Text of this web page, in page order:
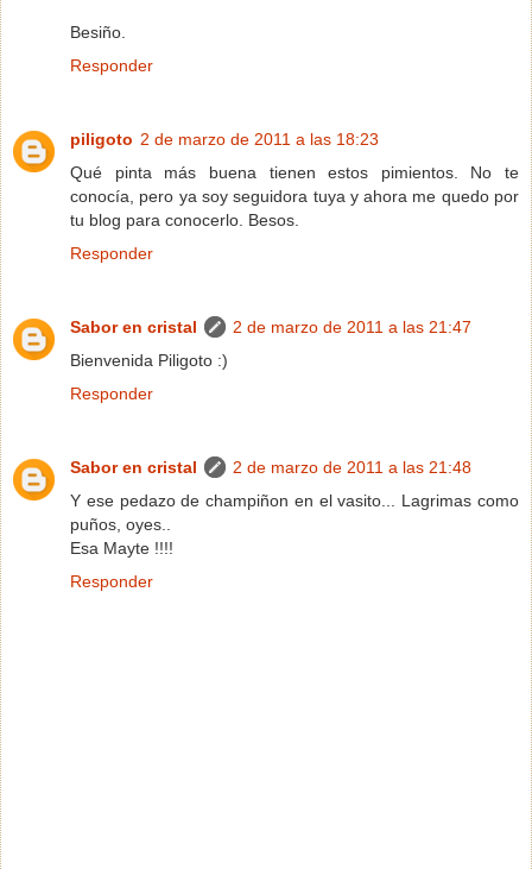
Besiño.
Responder
piligoto 2 de marzo de 2011 a las 18:23
Qué pinta más buena tienen estos pimientos. No te
conocía, pero ya soy seguidora tuya y ahora me quedo por
tu blog para conocerlo. Besos.
Responder
Sabor en cristal
2 de marzo de 2011 a las 21:47
Bienvenida Piligoto :)
Responder
Sabor en cristal
2 de marzo de 2011 a las 21:48
Y ese pedazo de champiñon en el vasito... Lagrimas como
puños, oyes..
Esa Mayte !!!!
Responder